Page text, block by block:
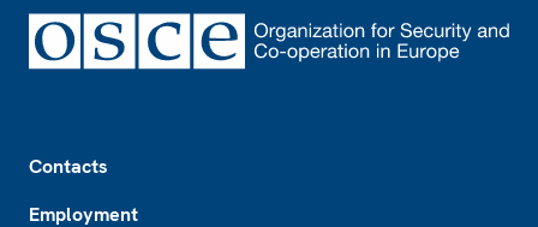
Contacts
Employment